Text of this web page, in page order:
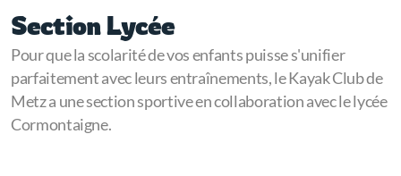
Section Lycée
Pour que la scolarité de vos enfants puisse s'unifier
parfaitement avec leurs entraînements, le Kayak Club de
Metz a une section sportive en collaboration avec le lycée
Cormontaigne.